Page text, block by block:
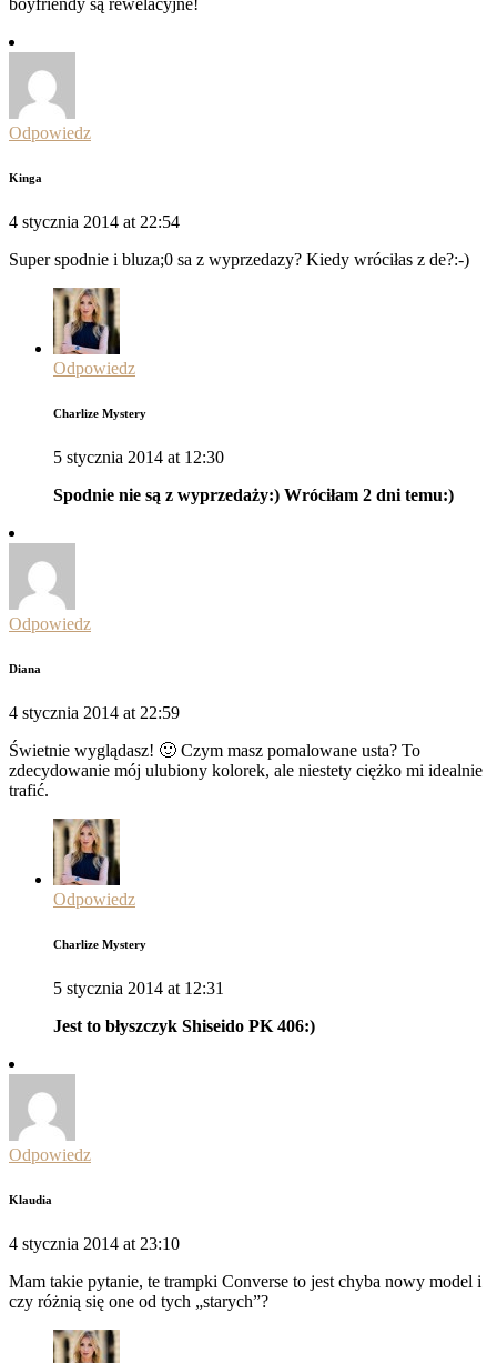
boyfriendy są rewelacyjne!
Odpowiedz
Kinga
4 stycznia 2014 at 22:54
Super spodnie i bluza;0 sa z wyprzedazy? Kiedy wróciłas z de?:-)
Odpowiedz
Charlize Mystery
5 stycznia 2014 at 12:30
Spodnie nie są z wyprzedaży:) Wróciłam 2 dni temu:)
Odpowiedz
Diana
4 stycznia 2014 at 22:59
Świetnie wyglądasz! 🙂 Czym masz pomalowane usta? To
zdecydowanie mój ulubiony kolorek, ale niestety ciężko mi idealnie
trafić.
Odpowiedz
Charlize Mystery
5 stycznia 2014 at 12:31
Jest to błyszczyk Shiseido PK 406:)
Odpowiedz
Klaudia
4 stycznia 2014 at 23:10
Mam takie pytanie, te trampki Converse to jest chyba nowy model i
czy różnią się one od tych „starych”?